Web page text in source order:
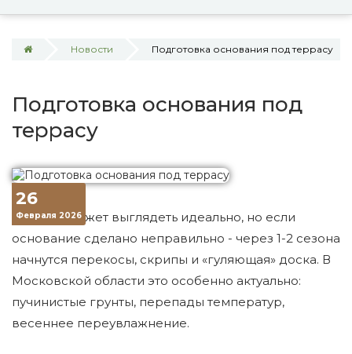
Новости Подготовка основания под террасу
Подготовка основания под
террасу
26
Февраля 2026
Терраса может выглядеть идеально, но если
основание сделано неправильно - через 1-2 сезона
начнутся перекосы, скрипы и «гуляющая» доска. В
Московской области это особенно актуально:
пучинистые грунты, перепады температур,
весеннее переувлажнение.